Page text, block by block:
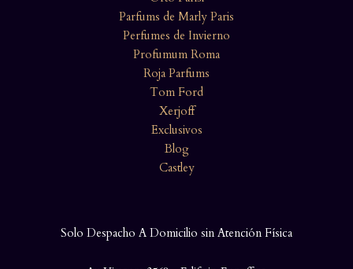
Parfums de Marly Paris
Perfumes de Invierno
Profumum Roma
Roja Parfums
Tom Ford
Xerjoff
Exclusivos
Blog
Castley
Solo Despacho A Domicilio sin Atención Física